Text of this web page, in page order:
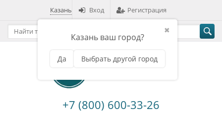
Казань
✖
Казань ваш город?
Да Выбрать другой город
Вход Регистрация
+7 (800) 600-33-26